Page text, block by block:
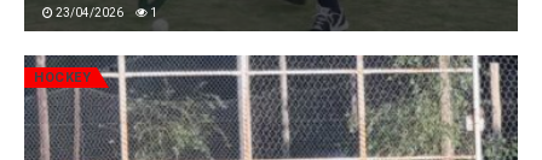
23/04/2026 1
HOCKEY